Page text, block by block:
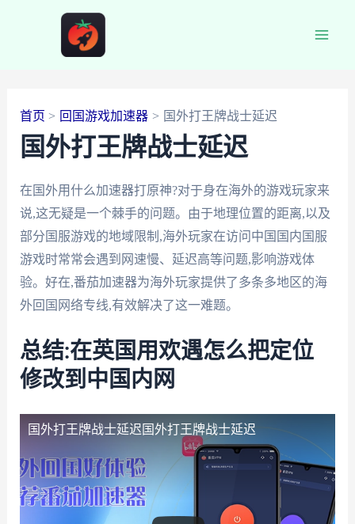
首页 回国游戏加速器 国外打王牌战士延迟
国外打王牌战士延迟
在国外用什么加速器打原神?对于身在海外的游戏玩家来
说,这无疑是一个棘手的问题。由于地理位置的距离,以及
部分国服游戏的地域限制,海外玩家在访问中国国内国服
游戏时常常会遇到网速慢、延迟高等问题,影响游戏体
验。好在,番茄加速器为海外玩家提供了多条多地区的海
外回国网络专线,有效解决了这一难题。
总结:在英国用欢遇怎么把定位
修改到中国内网
国外打王牌战士延迟国外打王牌战士延迟